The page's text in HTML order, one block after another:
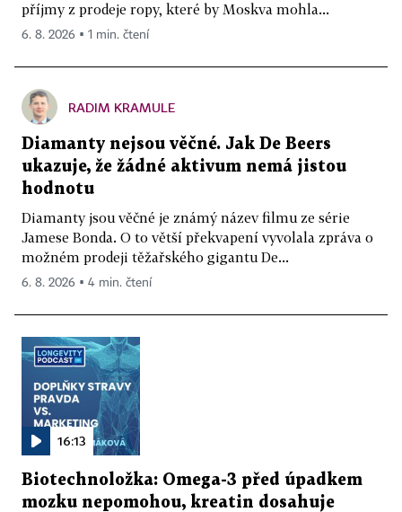
příjmy z prodeje ropy, které by Moskva mohla...
6. 8. 2026 ▪ 1 min. čtení
RADIM KRAMULE
Diamanty nejsou věčné. Jak De Beers
ukazuje, že žádné aktivum nemá jistou
hodnotu
Diamanty jsou věčné je známý název filmu ze série
Jamese Bonda. O to větší překvapení vyvolala zpráva o
možném prodeji těžařského gigantu De...
6. 8. 2026 ▪ 4 min. čtení
16:13
Biotechnoložka: Omega-3 před úpadkem
mozku nepomohou, kreatin dosahuje